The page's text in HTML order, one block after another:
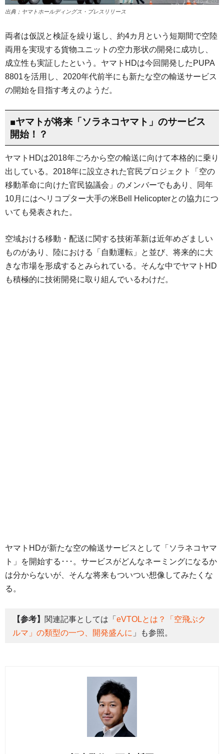
出典；ヤマトホールディングス・プレスリリース
両者は仮説と検証を繰り返し、約4カ月という短期間で空陸
両用を実現する貨物ユニットの空力形状の開発に成功し、
成立性も実証したという。ヤマトHDは今回開発したPUPA
8801を活用し、2020年代前半にも新たな空の輸送サービス
の開始を目指す考えのようだ。
■ヤマトが将来「ソラネコヤマト」のサービス
開始！？
ヤマトHDは2018年ごろから空の輸送に向けて本格的に乗り
出している。2018年に設立された官民プロジェクト「空の
移動革命に向けた官民協議会」のメンバーでもあり、同年
10月にはヘリコプター大手の米Bell Helicopterとの協力につ
いても発表された。
空域おける移動・配送に関する技術革新は近年めざましい
ものがあり、陸における「自動運転」と並び、将来的に大
きな市場を形成するとみられている。そんな中でヤマトHD
も積極的に技術開発に取り組んでいるわけだ。
ヤマトHDが新たな空の輸送サービスとして「ソラネコヤマ
ト」を開始する･･･。サービスがどんなネーミングになるか
は分からないが、そんな将来もついつい想像してみたくな
る。
【参考】 関連記事としては「 eVTOLとは？「空飛ぶク
ルマ」の類型の一つ、開発盛んに 」も参照。